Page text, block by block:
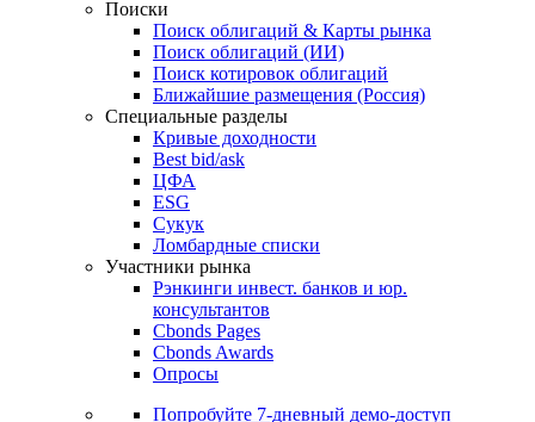
ежеквартальный аналитический журнал
Облигации
Поиски
Поиск облигаций & Карты рынка
Поиск облигаций (ИИ)
Поиск котировок облигаций
Ближайшие размещения (Россия)
Специальные разделы
Кривые доходности
Best bid/ask
ЦФА
ESG
Сукук
Ломбардные списки
Участники рынка
Рэнкинги инвест. банков и юр.
Cbonds Pages